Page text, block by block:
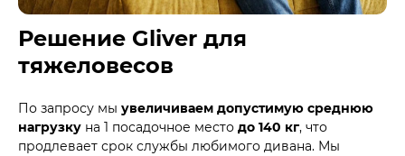
Решение Gliver для
тяжеловесов
По запросу мы увеличиваем допустимую среднюю
нагрузку на 1 посадочное место до 140 кг, что
продлевает срок службы любимого дивана. Мы